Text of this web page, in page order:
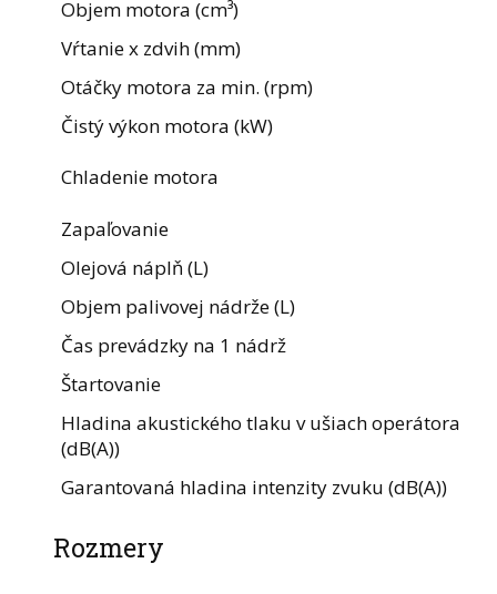
Objem motora (cm³)
Vŕtanie x zdvih (mm)
Otáčky motora za min. (rpm)
Čistý výkon motora (kW)
Chladenie motora
Zapaľovanie
Olejová náplň (L)
Objem palivovej nádrže (L)
Čas prevádzky na 1 nádrž
Štartovanie
Hladina akustického tlaku v ušiach operátora
(dB(A))
Garantovaná hladina intenzity zvuku (dB(A))
Rozmery